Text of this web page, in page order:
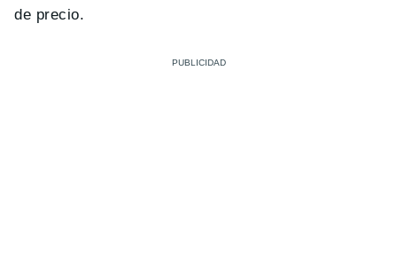
de precio.